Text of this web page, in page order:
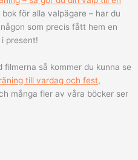
för alla valpägare – har du
som precis fått hem en
present!
så kommer du kunna se
till vardag och fest,
många fler av våra böcker ser